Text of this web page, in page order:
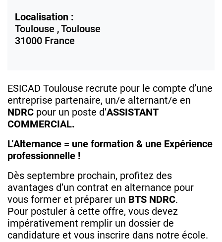
Localisation :
Toulouse ,Toulouse
31000 France
ESICAD Toulouse recrute pour le compte d’une
entreprise partenaire, un/e alternant/e en
NDRC pour un poste d’ASSISTANT
COMMERCIAL.
L’Alternance = une formation & une Expérience
professionnelle !
Dès septembre prochain, profitez des
avantages d’un contrat en alternance pour
vous former et préparer un BTS NDRC.
Pour postuler à cette offre, vous devez
impérativement remplir un dossier de
candidature et vous inscrire dans notre école.